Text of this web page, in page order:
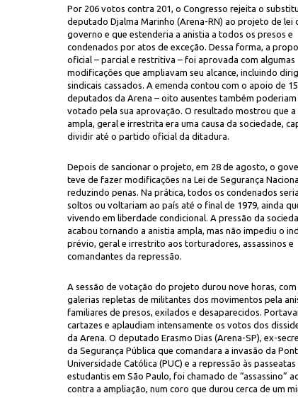
Por 206 votos contra 201, o Congresso rejeita o
deputado Djalma Marinho (Arena-RN) ao projeto de lei
governo e que estenderia a anistia a todos os presos e
condenados por atos de exceção. Dessa forma, a
oficial – parcial e restritiva – foi aprovada com algumas
modificações que ampliavam seu alcance, incluindo
sindicais cassados. A emenda contou com o apoio de 15
deputados da Arena – oito ausentes também
votado pela sua aprovação. O resultado mostrou que a
ampla, geral e irrestrita era uma causa da sociedade,
dividir até o partido oficial da ditadura.
Depois de sancionar o projeto, em 28 de agosto, o
teve de fazer modificações na Lei de Segurança
reduzindo penas. Na prática, todos os condenados
soltos ou voltariam ao país até o final de 1979, ainda
vivendo em liberdade condicional. A pressão da
acabou tornando a anistia ampla, mas não impediu o
prévio, geral e irrestrito aos torturadores, assassinos e
comandantes da repressão.
A sessão de votação do projeto durou nove horas, com
galerias repletas de militantes dos movimentos pela
familiares de presos, exilados e desaparecidos.
cartazes e aplaudiam intensamente os votos dos
da Arena. O deputado Erasmo Dias (Arena-SP), ex-
da Segurança Pública que comandara a invasão da
Universidade Católica (PUC) e a repressão às passeatas
estudantis em São Paulo, foi chamado de “assassino”
contra a ampliação, num coro que durou cerca de um
na sessão de votação do projeto de lei da anistia